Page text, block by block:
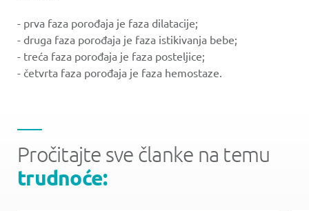
- prva faza porođaja je faza dilatacije;
- druga faza porođaja je faza istikivanja bebe;
- treća faza porođaja je faza posteljice;
- četvrta faza porođaja je faza hemostaze.
Pročitajte sve članke na temu
trudnoće: